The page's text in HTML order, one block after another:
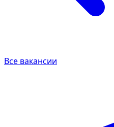
Все вакансии